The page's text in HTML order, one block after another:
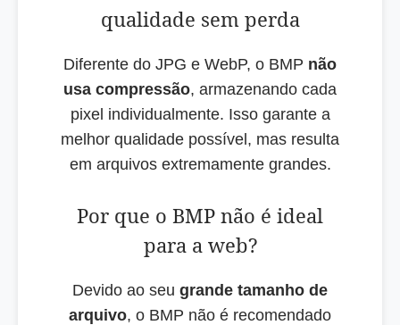
qualidade sem perda
Diferente do JPG e WebP, o BMP não
usa compressão, armazenando cada
pixel individualmente. Isso garante a
melhor qualidade possível, mas resulta
em arquivos extremamente grandes.
Por que o BMP não é ideal
para a web?
Devido ao seu grande tamanho de
arquivo, o BMP não é recomendado